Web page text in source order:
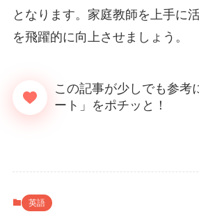
となります。家庭教師を上手に
を飛躍的に向上させましょう。
英語